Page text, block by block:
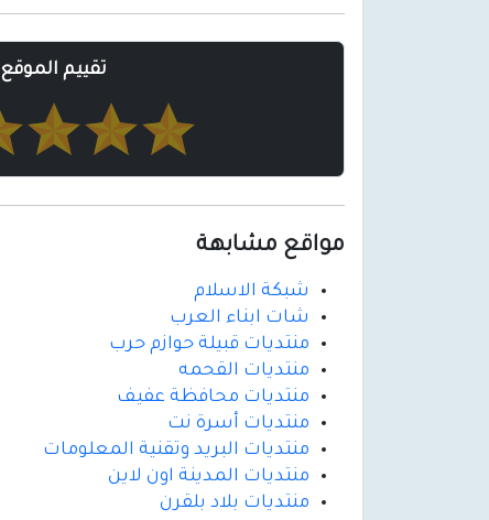
تقييم الموقع
مواقع مشابهة
شبكة الاسلام
شات ابناء العرب
منتديات قبيلة حوازم حرب
منتديات القحمه
منتديات محافظة عفيف
منتديات أسرة نت
منتديات البريد وتقنية المعلومات
منتديات المدينة اون لاين
منتديات بلاد بلقرن